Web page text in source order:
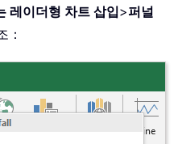
레이더형 차트 삽입>퍼널
：